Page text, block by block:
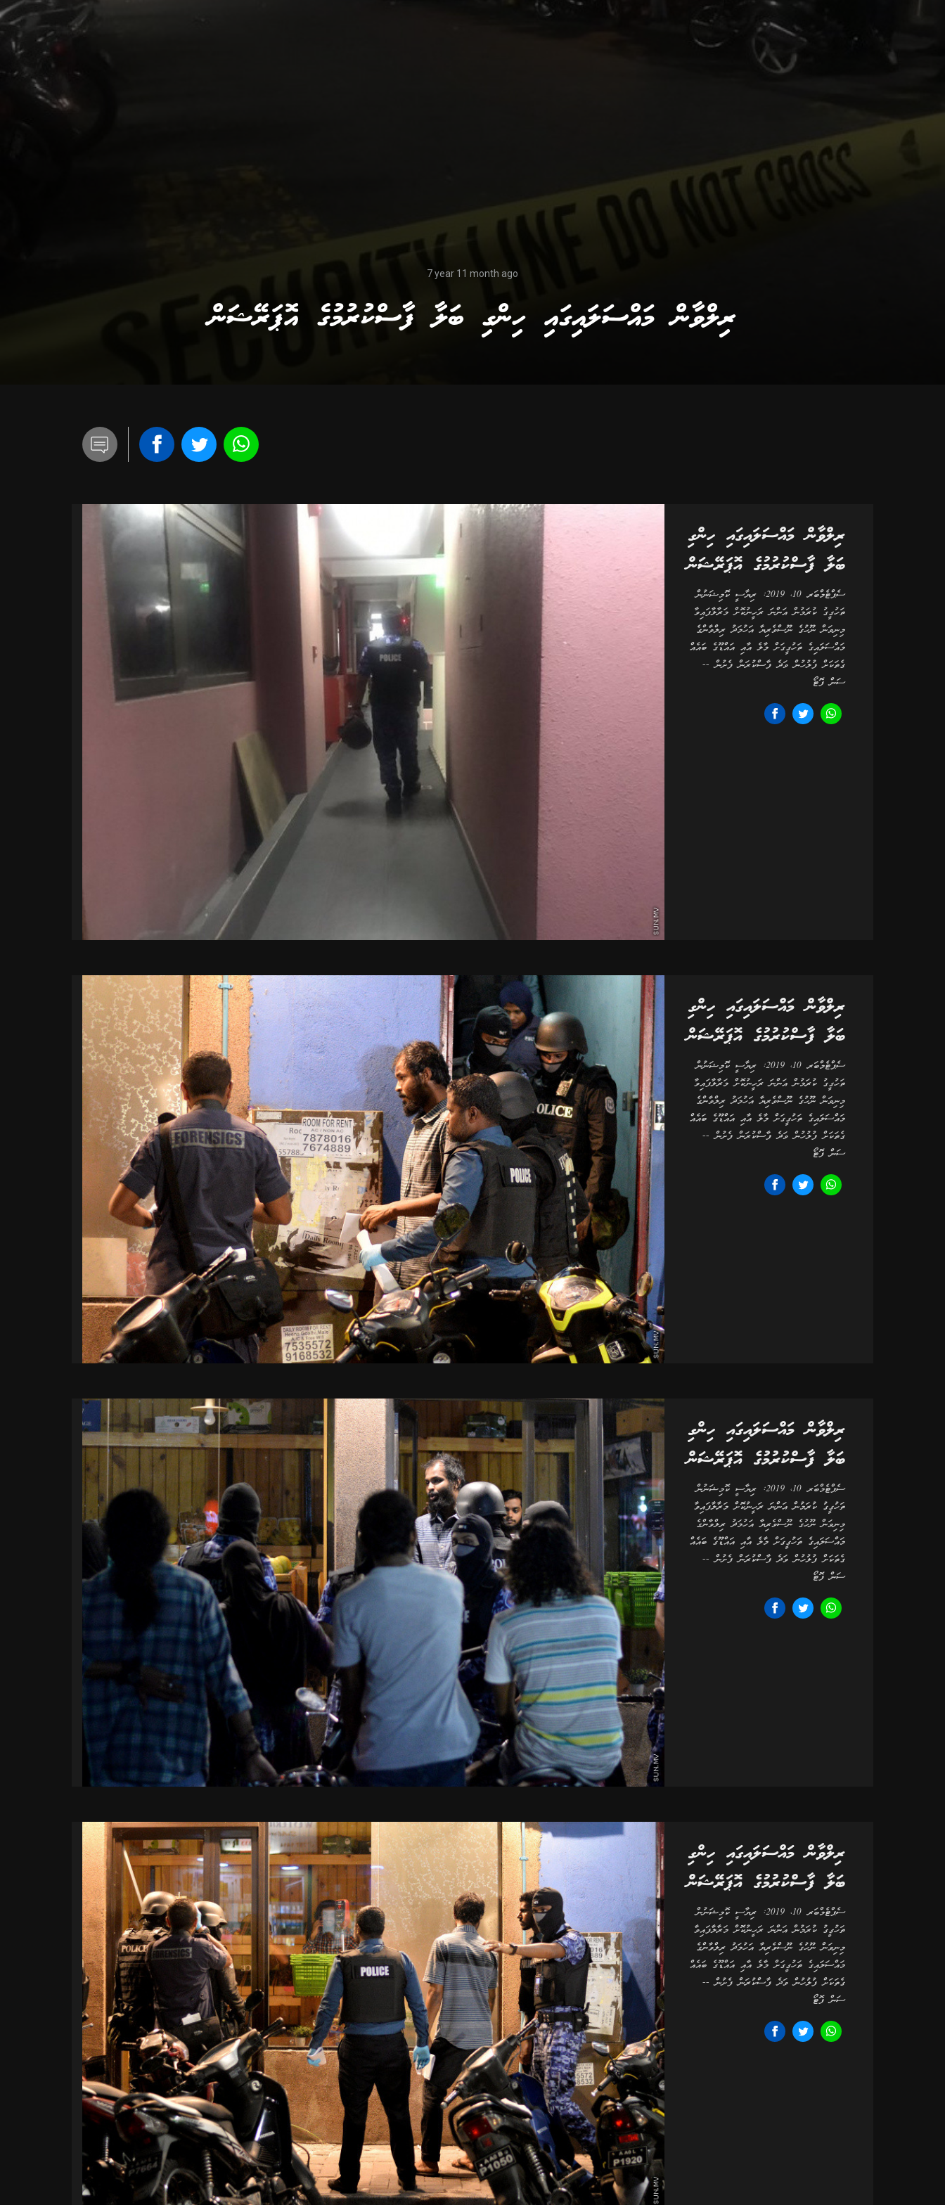
7 year 11 month ago
ރިލްވާން މައްސަލައިގައި ހިންގި ބަލާ ފާސްކުރުމުގެ އޮޕަރޭޝަން
ރިލްވާން މައްސަލައިގައި ހިންގި
ބަލާ ފާސްކުރުމުގެ އޮޕަރޭޝަން
ސެޕްޓެމްބަރ 10، 2019: ރިޔާސީ ކޮމިޝަނުން
ތަހުގީގު ކުރަމުން އަންނަ ރަހީނުކޮށް މަރާލާފައިވާ
މިނިވަން ނޫހުގެ ނޫސްވެރިޔާ އަހުމަދު ރިލްވާންގެ
މައްސަލައިގެ ތަހުގީގަށް މާލެ އާއި އައްޑޫގެ ބައެއް
ގެތަކަށް ފުލުހުން ވަދެ ފާސްކުރަން ފެށުން --
ސަން ފޮޓޯ
ރިލްވާން މައްސަލައިގައި ހިންގި
ބަލާ ފާސްކުރުމުގެ އޮޕަރޭޝަން
ސެޕްޓެމްބަރ 10، 2019: ރިޔާސީ ކޮމިޝަނުން
ތަހުގީގު ކުރަމުން އަންނަ ރަހީނުކޮށް މަރާލާފައިވާ
މިނިވަން ނޫހުގެ ނޫސްވެރިޔާ އަހުމަދު ރިލްވާންގެ
މައްސަލައިގެ ތަހުގީގަށް މާލެ އާއި އައްޑޫގެ ބައެއް
ގެތަކަށް ފުލުހުން ވަދެ ފާސްކުރަން ފެށުން --
ސަން ފޮޓޯ
ރިލްވާން މައްސަލައިގައި ހިންގި
ބަލާ ފާސްކުރުމުގެ އޮޕަރޭޝަން
ސެޕްޓެމްބަރ 10، 2019: ރިޔާސީ ކޮމިޝަނުން
ތަހުގީގު ކުރަމުން އަންނަ ރަހީނުކޮށް މަރާލާފައިވާ
މިނިވަން ނޫހުގެ ނޫސްވެރިޔާ އަހުމަދު ރިލްވާންގެ
މައްސަލައިގެ ތަހުގީގަށް މާލެ އާއި އައްޑޫގެ ބައެއް
ގެތަކަށް ފުލުހުން ވަދެ ފާސްކުރަން ފެށުން --
ސަން ފޮޓޯ
ރިލްވާން މައްސަލައިގައި ހިންގި
ބަލާ ފާސްކުރުމުގެ އޮޕަރޭޝަން
ސެޕްޓެމްބަރ 10، 2019: ރިޔާސީ ކޮމިޝަނުން
ތަހުގީގު ކުރަމުން އަންނަ ރަހީނުކޮށް މަރާލާފައިވާ
މިނިވަން ނޫހުގެ ނޫސްވެރިޔާ އަހުމަދު ރިލްވާންގެ
މައްސަލައިގެ ތަހުގީގަށް މާލެ އާއި އައްޑޫގެ ބައެއް
ގެތަކަށް ފުލުހުން ވަދެ ފާސްކުރަން ފެށުން --
ސަން ފޮޓޯ